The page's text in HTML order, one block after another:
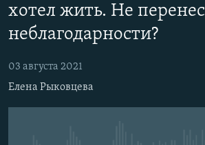
главной
навигации
поиску
КУЛЬТУРА
IDEL.РЕАЛИИ
СЕВЕР.РЕАЛИИ
СИБИРЬ.РЕАЛИИ
Подписаться
хотел жить. Не перенес
неблагодарности?
03 августа 2021
Елена Рыковцева